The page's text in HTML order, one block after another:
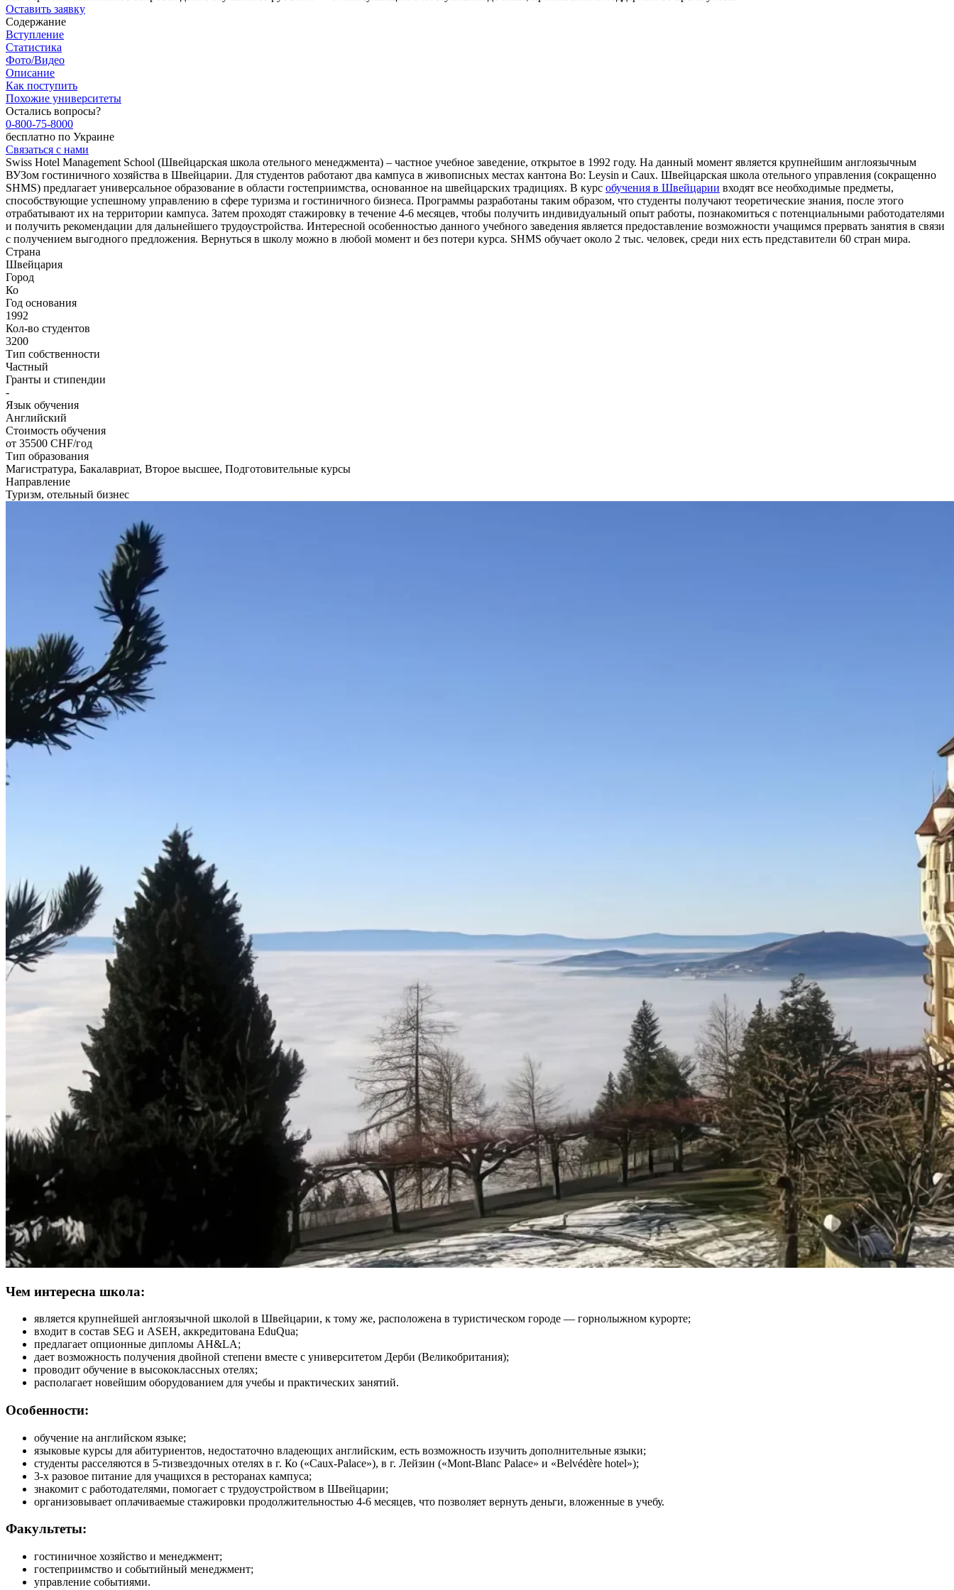
Оставить заявку
Содержание
Вступление
Статистика
Фото/Видео
Описание
Как поступить
Похожие университеты
Остались вопросы?
0-800-75-8000
бесплатно по Украине
Связаться с нами
Swiss Hotel Management School (Швейцарская школа отельного менеджмента) – частное учебное заведение, открытое в 1992 году. На данный момент является крупнейшим англоязычным
ВУЗом гостиничного хозяйства в Швейцарии. Для студентов работают два кампуса в живописных местах кантона Во: Leysin и Caux. Швейцарская школа отельного управления (сокращенно
SHMS) предлагает универсальное образование в области гостеприимства, основанное на швейцарских традициях. В курс обучения в Швейцарии входят все необходимые предметы,
способствующие успешному управлению в сфере туризма и гостиничного бизнеса. Программы разработаны таким образом, что студенты получают теоретические знания, после этого
отрабатывают их на территории кампуса. Затем проходят стажировку в течение 4-6 месяцев, чтобы получить индивидуальный опыт работы, познакомиться с потенциальными работодателями
и получить рекомендации для дальнейшего трудоустройства. Интересной особенностью данного учебного заведения является предоставление возможности учащимся прервать занятия в связи
с получением выгодного предложения. Вернуться в школу можно в любой момент и без потери курса. SHMS обучает около 2 тыс. человек, среди них есть представители 60 стран мира.
Страна
Швейцария
Город
Ко
Год основания
1992
Кол-во студентов
3200
Тип собственности
Частный
Гранты и стипендии
-
Язык обучения
Английский
Стоимость обучения
от 35500 CHF/год
Тип образования
Магистратура, Бакалавриат, Второе высшее, Подготовительные курсы
Направление
Туризм, отельный бизнес
Чем интересна школа:
является крупнейшей англоязычной школой в Швейцарии, к тому же, расположена в туристическом городе — горнолыжном курорте;
входит в состав SEG и ASEH, аккредитована EduQua;
предлагает опционные дипломы AH&LA;
дает возможность получения двойной степени вместе с университетом Дерби (Великобритания);
проводит обучение в высококлассных отелях;
располагает новейшим оборудованием для учебы и практических занятий.
Особенности:
обучение на английском языке;
языковые курсы для абитуриентов, недостаточно владеющих английским, есть возможность изучить дополнительные языки;
студенты расселяются в 5-тизвездочных отелях в г. Ко («Caux-Palace»), в г. Лейзин («Mont-Blanc Palace» и «Belvédère hotel»);
3-х разовое питание для учащихся в ресторанах кампуса;
знакомит с работодателями, помогает с трудоустройством в Швейцарии;
организовывает оплачиваемые стажировки продолжительностью 4-6 месяцев, что позволяет вернуть деньги, вложенные в учебу.
Факультеты:
гостиничное хозяйство и менеджмент;
гостеприимство и событийный менеджмент;
управление событиями.